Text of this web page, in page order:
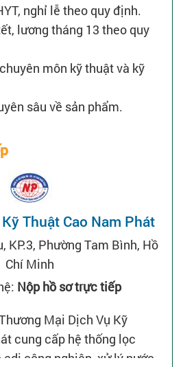
nghỉ lễ theo quy định.
lương tháng 13 theo quy
môn kỹ thuật và kỹ
sâu về sản phẩm.
Thuật Cao Nam Phát
KP.3, Phường Tam Bình, Hồ
Chí Minh
Nộp hồ sơ trực tiếp
Mại Dịch Vụ Kỹ
cung cấp hệ thống lọc
công nghiệp, xử lý nước